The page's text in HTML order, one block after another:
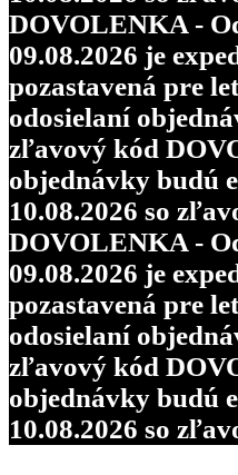
DOVOLENKA -
09.08.2026 je
pozastavená pre
odosielaní
zľavový kód
objednávky budú
10.08.2026 so
DOVOLENKA -
09.08.2026 je
pozastavená pre
odosielaní
zľavový kód
objednávky budú
10.08.2026 so